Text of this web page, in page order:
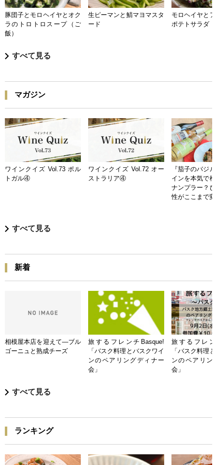
豚団子とモロヘイヤとオク
ラのトロトロスープ（ご
飯）
生ピーマンと鯖マヨマスタ
ード
モロヘイヤと
ポテトサラダ
すべて見る
マガジン
ワインクイズ Vol.73 ポル
トガル④
ワインクイズ Vol.72 オー
ストラリア④
『茄子のバジ
インを本気で
ナンプラー？
性がここまで
すべて見る
新着
相模屋本店を迎えて―ブル
ゴーニュと熟成チーズ
旅するフレンチBasque!
「バスク料理とバスクワイ
ンのペアリングディナー
会」
旅するフレン
「バスク料理
ンのペアリン
会」
すべて見る
ランキング